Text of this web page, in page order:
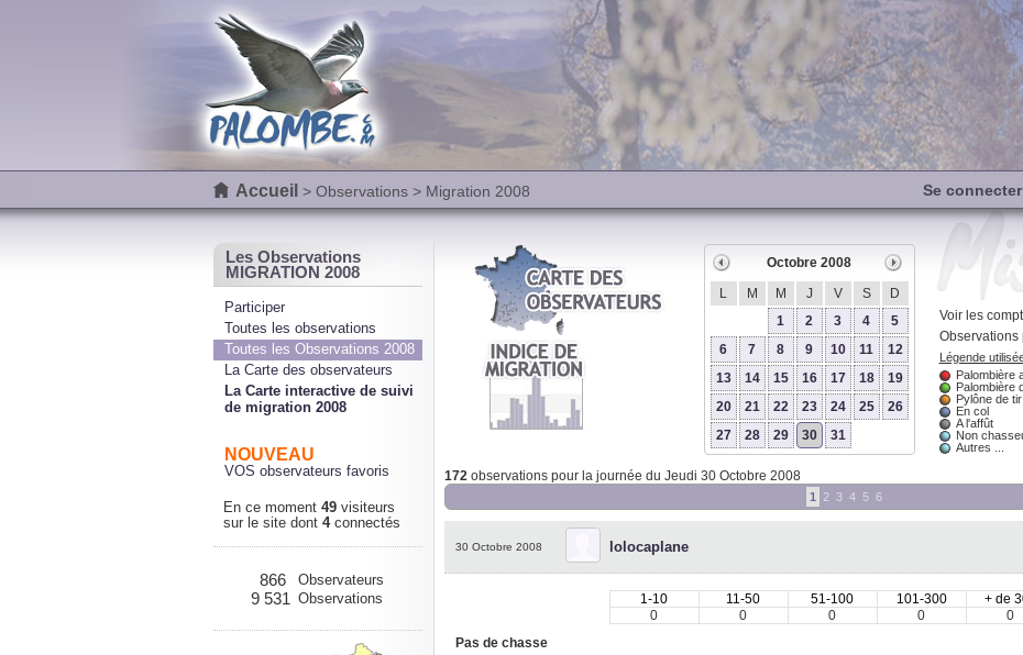
Accueil > Observations> Migration 2008 Se connecter
Les Observations
MIGRATION 2008
Participer
Toutes les observations
Toutes les Observations 2008
La Carte des observateurs
La Carte interactive de suivi
de migration 2008
NOUVEAU
VOS observateurs favoris
En ce moment 49visiteurs
sur le site dont 4connectés
866 Observateurs
9 531 Observations
Octobre 2008
L
M M J V S
D
1
2 3 4
5
6
7 8 9 10 11
12
13
14 15 16 17 18
19
20
21 22 23 24 25
26
27
28 29 30 31
Voir les
Observations
Légende
Palombière
Palombière
Pylône de
En col
A l'affût
Non
Autres ...
172observations pour la journée du Jeudi 30 Octobre 2008
1 2 3 4 5 6
30 Octobre 2008 lolocaplane
1-10 11-50 51-100 101-300
+ de
0
0 0 0
0
Pas de chasse